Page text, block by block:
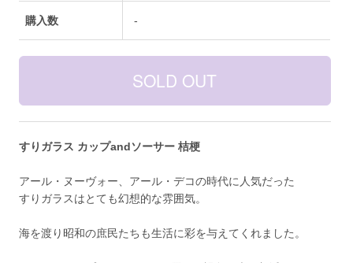
購入数 -
すりガラス カップandソーサー 桔梗
アール・ヌーヴォー、アール・デコの時代に人気だった
すりガラスはとても幻想的な雰囲気。
海を渡り昭和の庶民たちも生活に彩を与えてくれました。